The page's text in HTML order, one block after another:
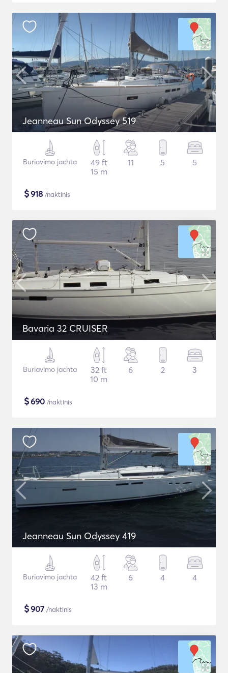
Jeanneau Sun Odyssey 519
Buriavimo jachta
49 ft
15 m
11 5 5
$918 /naktinis
Bavaria 32 CRUISER
Buriavimo jachta
32 ft
10 m
6 2 3
$690 /naktinis
Jeanneau Sun Odyssey 419
Buriavimo jachta
42 ft
13 m
6 4 4
$907 /naktinis